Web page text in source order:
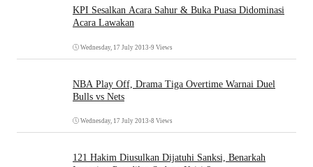
KPI Sesalkan Acara Sahur & Buka Puasa Didominasi
Acara Lawakan
Wednesday, 17 July 2013 •9 Views
NBA Play Off, Drama Tiga Overtime Warnai Duel
Bulls vs Nets
Wednesday, 17 July 2013 •8 Views
121 Hakim Diusulkan Dijatuhi Sanksi, Benarkah